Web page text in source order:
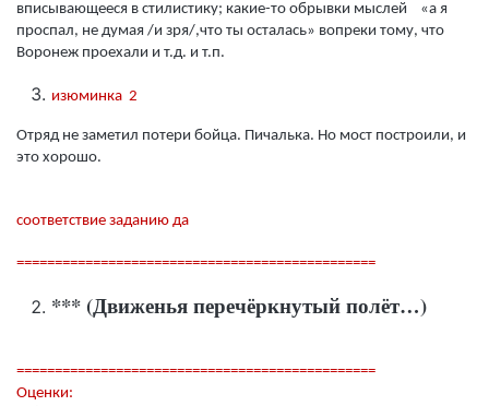
вписывающееся в стилистику; какие-то обрывки мыслей «а я
проспал, не думая /и зря/,что ты осталась» вопреки тому, что
Воронеж проехали и т.д. и т.п.
изюминка 2
Отряд не заметил потери бойца. Пичалька. Но мост построили, и
это хорошо.
соответствие заданию да
===============================================
*** (Движенья перечёркнутый полёт…)
===============================================
Оценки: